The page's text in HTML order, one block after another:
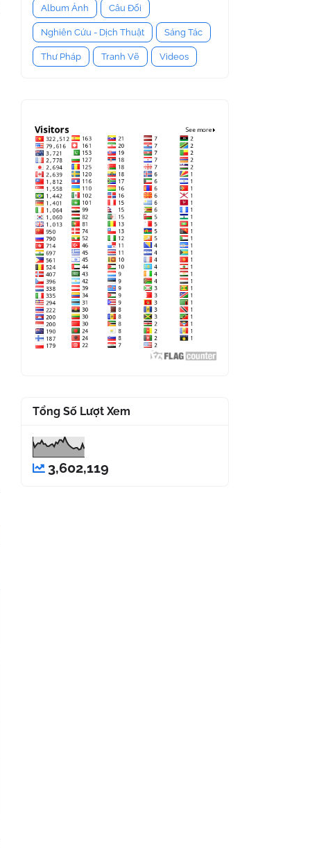
Album Ảnh Câu Đối
Nghiên Cứu - Dịch Thuật Sáng Tác
Thư Pháp Tranh Vẽ Videos
Tổng Số Lượt Xem
3,602,119